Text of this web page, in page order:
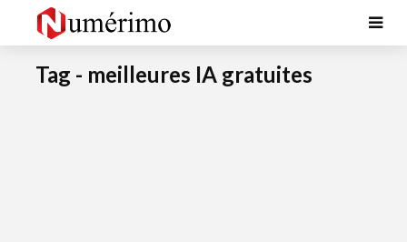
Tag - meilleures IA gratuites